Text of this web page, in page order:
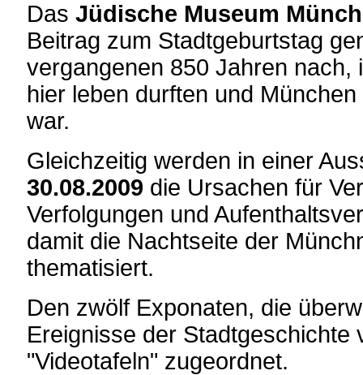
Das Jüdische Museum
Beitrag zum Stadtgeburtstag
vergangenen 850 Jahren nach,
hier leben durften und
war.
Gleichzeitig werden in einer
30.08.2009 die Ursachen für
Verfolgungen und
damit die Nachtseite der
thematisiert.
Den zwölf Exponaten, die
Ereignisse der Stadtgeschichte
"Videotafeln" zugeordnet.